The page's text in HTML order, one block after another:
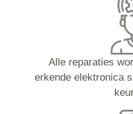
Alle reparaties
erkende elektronica